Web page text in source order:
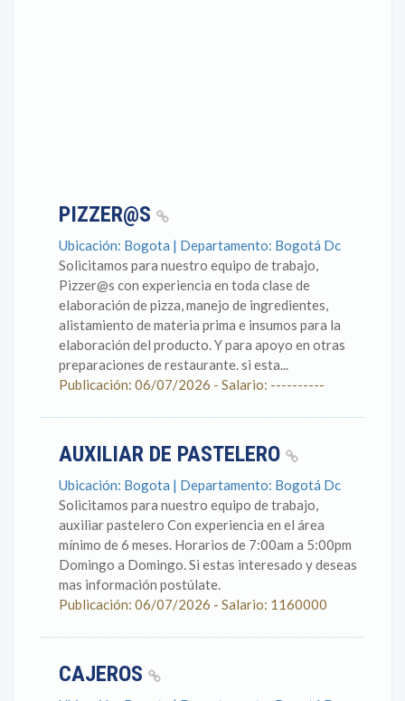
PIZZER@S
Ubicación: Bogota | Departamento: Bogotá Dc
Solicitamos para nuestro equipo de trabajo,
Pizzer@s con experiencia en toda clase de
elaboración de pizza, manejo de ingredientes,
alistamiento de materia prima e insumos para la
elaboración del producto. Y para apoyo en otras
preparaciones de restaurante. si esta...
Publicación: 06/07/2026 - Salario: ----------
AUXILIAR DE PASTELERO
Ubicación: Bogota | Departamento: Bogotá Dc
Solicitamos para nuestro equipo de trabajo,
auxiliar pastelero Con experiencia en el área
mínimo de 6 meses. Horarios de 7:00am a 5:00pm
Domingo a Domingo. Si estas interesado y deseas
mas información postúlate.
Publicación: 06/07/2026 - Salario: 1160000
CAJEROS